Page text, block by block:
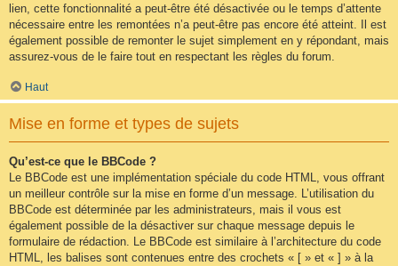
lien, cette fonctionnalité a peut-être été désactivée ou le temps d’attente
nécessaire entre les remontées n’a peut-être pas encore été atteint. Il est
également possible de remonter le sujet simplement en y répondant, mais
assurez-vous de le faire tout en respectant les règles du forum.
Haut
Mise en forme et types de sujets
Qu’est-ce que le BBCode ?
Le BBCode est une implémentation spéciale du code HTML, vous offrant
un meilleur contrôle sur la mise en forme d’un message. L’utilisation du
BBCode est déterminée par les administrateurs, mais il vous est
également possible de la désactiver sur chaque message depuis le
formulaire de rédaction. Le BBCode est similaire à l’architecture du code
HTML, les balises sont contenues entre des crochets « [ » et « ] » à la